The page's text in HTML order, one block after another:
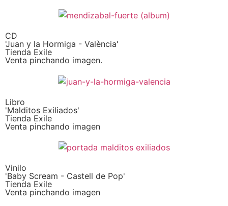
CD
'Juan y la Hormiga - València'
Tienda Exile
Venta pinchando imagen.
Libro
'Malditos Exiliados'
Tienda Exile
Venta pinchando imagen
Vinilo
'Baby Scream - Castell de Pop'
Tienda Exile
Venta pinchando imagen